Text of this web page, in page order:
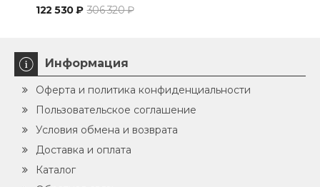
122 530 ₽ 306 320 ₽
Информация
Оферта и политика конфиденциальности
Пользовательское соглашение
Условия обмена и возврата
Доставка и оплата
Каталог